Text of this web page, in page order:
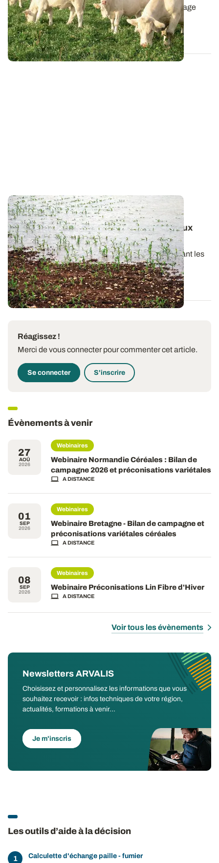
Dans un contexte économique peu porteur, le pâturage
reste une nécessité pour les éleveurs...
16 NOV. 2017
Ce mois-ci dans Perspectives Agricoles :
quelles stratégies mettre en œuvre face aux
aléas météorologiques ?
Les phénomènes climatiques exceptionnels affectant les
cultures sont plus fréquents et...
28 FÉVR. 2018
Réagissez !
Merci de vous connecter pour commenter cet article.
Se connecter S'inscrire
Évènements à venir
27
AOÛ
2026
Webinaires
Webinaire Normandie Céréales : Bilan de
campagne 2026 et préconisations variétales
A DISTANCE
01
SEP
2026
Webinaires
Webinaire Bretagne - Bilan de campagne et
préconisations variétales céréales
A DISTANCE
08
SEP
2026
Webinaires
Webinaire Préconisations Lin Fibre d'Hiver
A DISTANCE
Voir tous les évènements
Newsletters ARVALIS
Choisissez et personnalisez les informations que vous
souhaitez recevoir : infos techniques de votre région,
actualités, formations à venir...
Je m'inscris
Les outils d’aide à la décision
Calculette d'échange paille - fumier